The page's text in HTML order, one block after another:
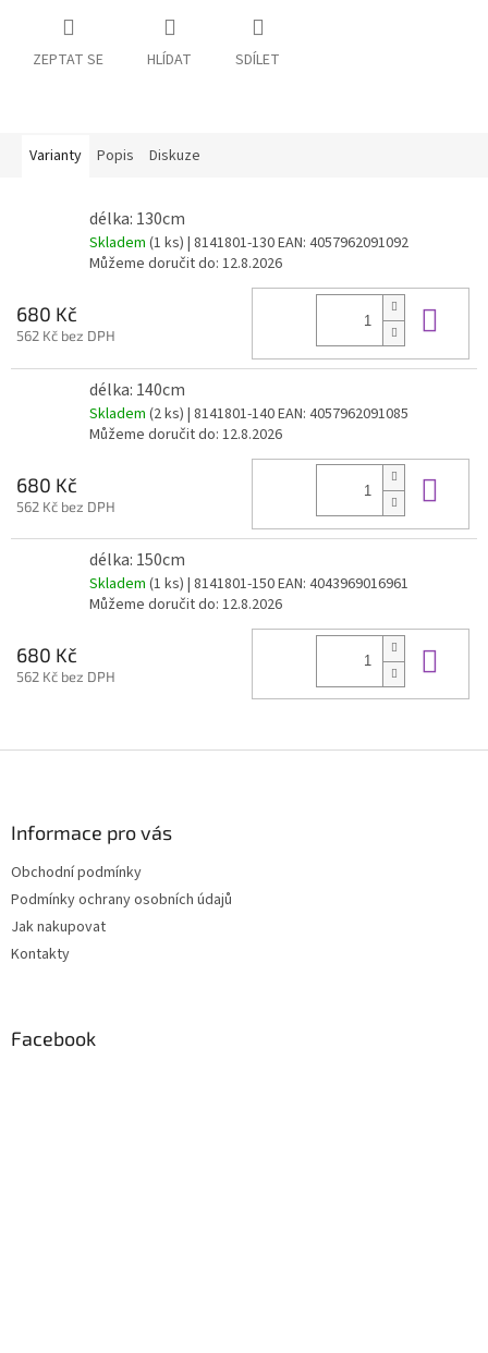
ZEPTAT SE HLÍDAT SDÍLET
Varianty Popis Diskuze
délka: 130cm
Skladem (1 ks) | 8141801-130EAN: 4057962091092
Můžeme doručit do: 12.8.2026
680 Kč
562 Kč bez DPH
délka: 140cm
Skladem (2 ks) | 8141801-140EAN: 4057962091085
Můžeme doručit do: 12.8.2026
680 Kč
562 Kč bez DPH
délka: 150cm
Skladem (1 ks) | 8141801-150EAN: 4043969016961
Můžeme doručit do: 12.8.2026
680 Kč
562 Kč bez DPH
Informace pro vás
Obchodní podmínky
Podmínky ochrany osobních údajů
Jak nakupovat
Kontakty
Facebook